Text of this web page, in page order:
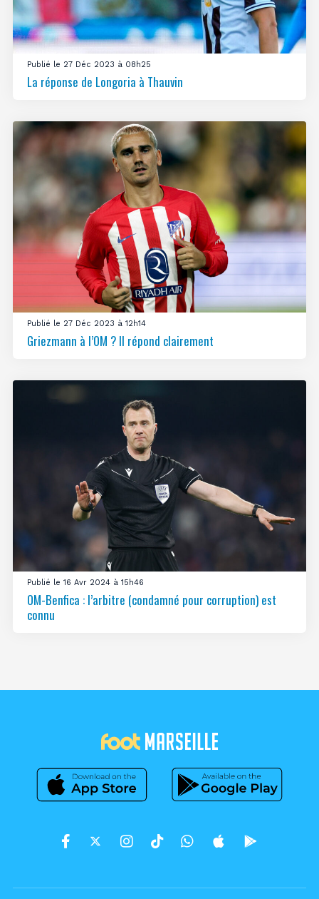
Publié le 27 Déc 2023 à 08h25
La réponse de Longoria à Thauvin
Publié le 27 Déc 2023 à 12h14
Griezmann à l’OM ? Il répond clairement
Publié le 16 Avr 2024 à 15h46
OM-Benfica : l’arbitre (condamné pour corruption) est
connu